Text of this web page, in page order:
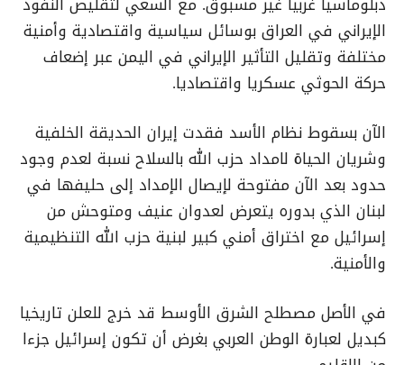
الإيراني في العراق بوسائل سياسية واقتصادية وأمنية
مختلفة وتقليل التأثير الإيراني في اليمن عبر إضعاف
حركة الحوثي عسكريا واقتصاديا.
الآن بسقوط نظام الأسد فقدت إيران الحديقة الخلفية
وشريان الحياة لامداد حزب الله بالسلاح نسبة لعدم وجود
حدود بعد الآن مفتوحة لإيصال الإمداد إلى حليفها في
لبنان الذي بدوره يتعرض لعدوان عنيف ومتوحش من
إسرائيل مع اختراق أمني كبير لبنية حزب الله التنظيمية
والأمنية.
في الأصل مصطلح الشرق الأوسط قد خرج للعلن تاريخيا
كبديل لعبارة الوطن العربي بغرض أن تكون إسرائيل جزءا